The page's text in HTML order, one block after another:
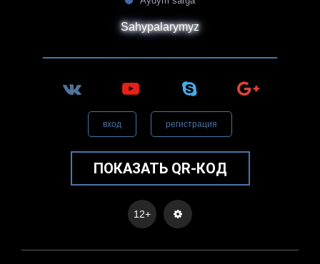
Sahypalarymyz
вход регистрация
ПОКАЗАТЬ QR-КОД
12+